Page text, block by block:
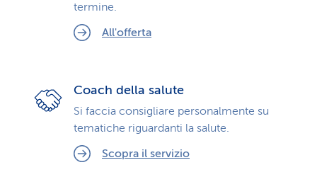
termine.
All'offerta
Coach della salute
Si faccia consigliare personalmente su
tematiche riguardanti la salute.
Scopra il servizio